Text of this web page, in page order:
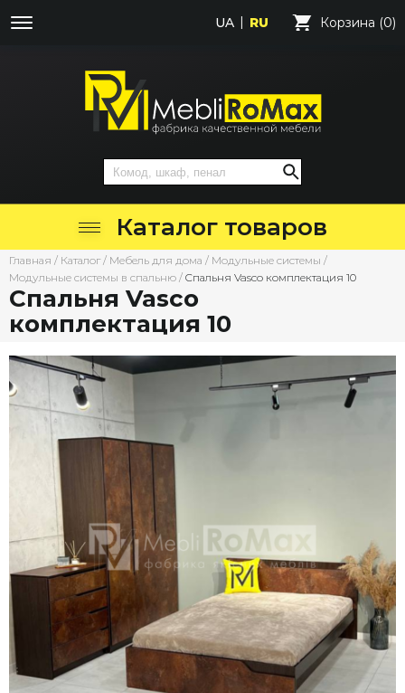
UA RU Корзина (0)
Каталог товаров
Главная / Каталог / Мебель для дома / Модульные системы /
Модульные системы в спальню / Cпальня Vasco комплектация 10
Cпальня Vasco
комплектация 10